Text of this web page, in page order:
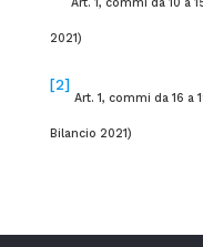
Art. 1, commi da 10 a
2021)
[2]
Art. 1, commi da 16 a
Bilancio 2021)